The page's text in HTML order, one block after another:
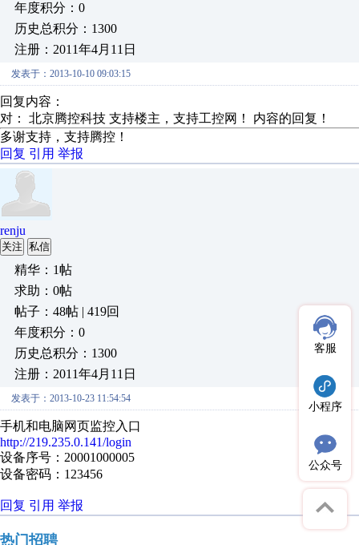
年度积分：0
历史总积分：1300
注册：2011年4月11日
发表于：2013-10-10 09:03:15
回复内容：
对： 北京腾控科技 支持楼主，支持工控网！ 内容的回复！
多谢支持，支持腾控！
回复 引用 举报
renju
关注 私信
精华：1帖
求助：0帖
帖子：48帖 | 419回
年度积分：0
历史总积分：1300
注册：2011年4月11日
发表于：2013-10-23 11:54:54
手机和电脑网页监控入口
http://219.235.0.141/login
设备序号：20001000005
设备密码：123456
回复 引用 举报
热门招聘
客服
小程序
公众号